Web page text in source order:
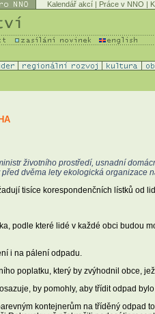
Kalendář akcí | Práce v NNO |
životního prostředí, usnadní
dvěma lety ekologická organizace
tisíce korespondenčních lístků od
podle které lidé v každé obci budou
i na pálení odpadu.
poplatku, který by zvýhodnil obce,
by pomohly, aby třídit odpad
kontejnerům na tříděný odpad